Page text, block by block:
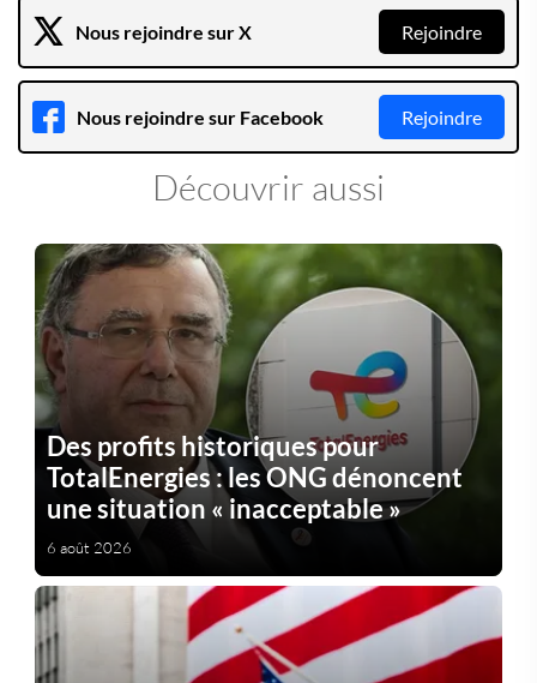
Nous rejoindre sur X Rejoindre
Nous rejoindre sur Facebook Rejoindre
Découvrir aussi
Des profits historiques pour
TotalEnergies : les ONG dénoncent
une situation « inacceptable »
6 août 2026